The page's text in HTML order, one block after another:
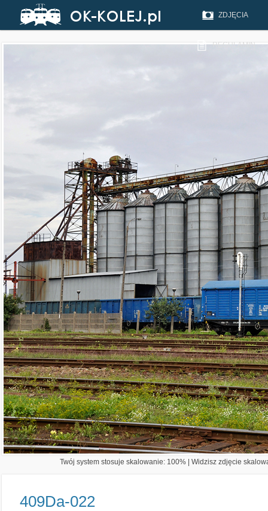
ZDJĘCIA
REGULAMIN
Twój system stosuje skalowanie: 100% | Widzisz zdjęcie
409Da-022